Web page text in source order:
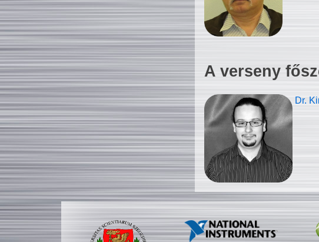
A verseny
Dr.